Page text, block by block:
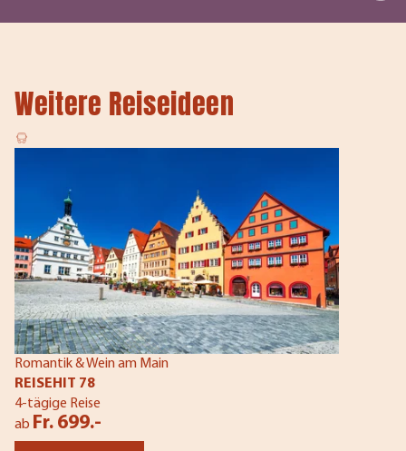
Weitere Reiseideen
Romantik & Wein am Main
REISEHIT 78
4-tägige Reise
ab Fr. 699.-